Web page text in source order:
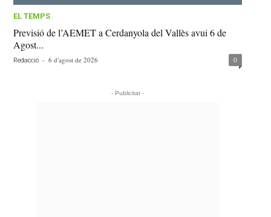
EL TEMPS
Previsió de l’AEMET a Cerdanyola del Vallès avui 6 de
Agost...
Redacció - 6 d'agost de 2026 0
- Publicitat -